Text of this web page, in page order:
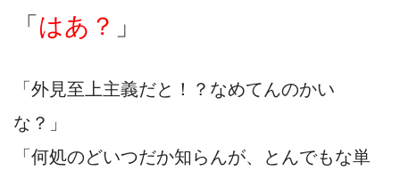
「 はあ？ 」
「外見至上主義だと！？なめてんのかい
な？」
「何処のどいつだか知らんが、とんでもな単